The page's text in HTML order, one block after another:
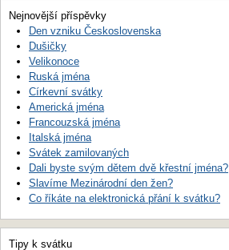
Nejnovější příspěvky
Den vzniku Československa
Dušičky
Velikonoce
Ruská jména
Církevní svátky
Americká jména
Francouzská jména
Italská jména
Svátek zamilovaných
Dali byste svým dětem dvě křestní jména?
Slavíme Mezinárodní den žen?
Co říkáte na elektronická přání k svátku?
Tipy k svátku